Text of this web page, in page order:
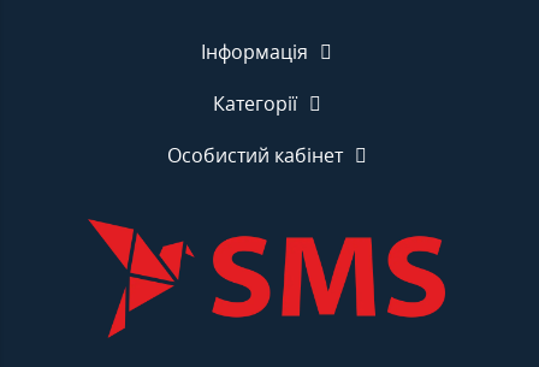
Інформація
Категорії
Особистий кабінет